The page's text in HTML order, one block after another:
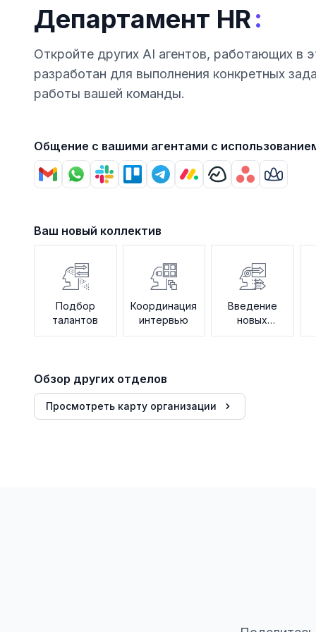
Департамент HR:
Откройте других AI агентов, работающих в
разработан для выполнения конкретных
работы вашей команды.
Общение с вашими агентами с
Ваш новый коллектив
Подбор
талантов
Координация
интервью
Введение
новых
сотрудников
Обзор других отделов
Просмотреть карту организации